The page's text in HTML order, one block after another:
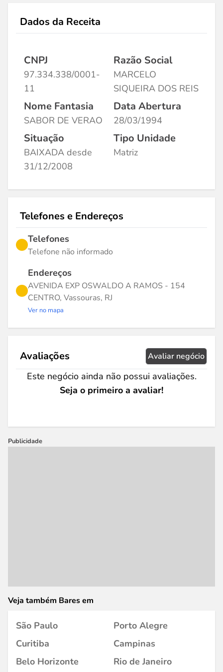
Dados da Receita
CNPJ
97.334.338/0001-
11
Razão Social
MARCELO
SIQUEIRA DOS REIS
Nome Fantasia
SABOR DE VERAO
Data Abertura
28/03/1994
Situação
BAIXADA desde
31/12/2008
Tipo Unidade
Matriz
Telefones e Endereços
Telefones
Telefone não informado
Endereços
AVENIDA EXP OSWALDO A RAMOS - 154
CENTRO, Vassouras, RJ
Ver no mapa
Avaliações Avaliar negócio
Este negócio ainda não possui avaliações.
Seja o primeiro a avaliar!
Publicidade
Veja também Bares em
São Paulo
Porto Alegre
Curitiba
Campinas
Belo Horizonte
Rio de Janeiro